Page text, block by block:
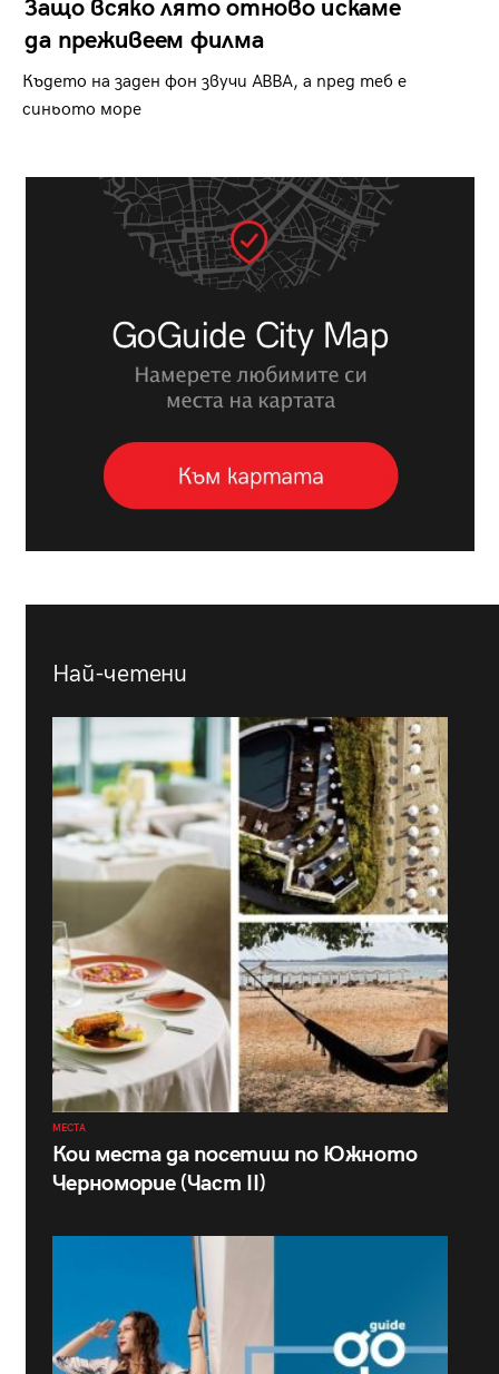
Защо всяко лято отново искаме
да преживеем филма
Където на заден фон звучи ABBA, а пред теб е
синьото море
Най-четени
МЕСТА
Кои места да посетиш по Южното
Черноморие (Част II)